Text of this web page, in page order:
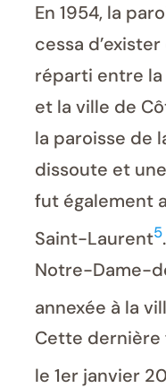
En 1954, la
cessa
réparti entre
et la ville de
la paroisse de
dissoute et
fut également
Saint-Laurent5
Notre-Dame-
annexée à la
Cette dernière
le 1er janvier